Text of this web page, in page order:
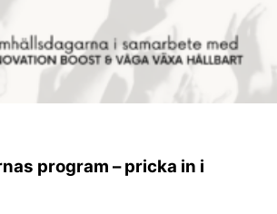
program – pricka in i